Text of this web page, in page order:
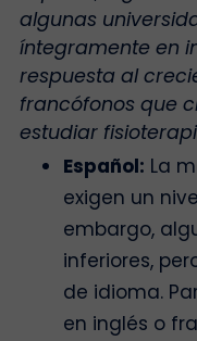
algunas
íntegramente en
respuesta al
francófonos que
estudiar
Español: La
exigen un
embargo,
inferiores,
de idioma.
en inglés o